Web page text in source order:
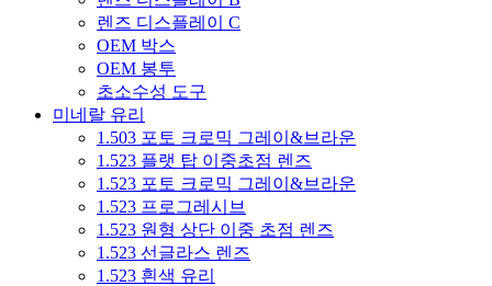
렌즈 디스플레이 C
OEM 박스
OEM 봉투
초소수성 도구
미네랄 유리
1.503 포토 크로믹 그레이&브라운
1.523 플랫 탑 이중초점 렌즈
1.523 포토 크로믹 그레이&브라운
1.523 프로그레시브
1.523 원형 상단 이중 초점 렌즈
1.523 선글라스 렌즈
1.523 흰색 유리